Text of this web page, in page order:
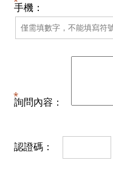
手機：
詢問內容：
認證碼：